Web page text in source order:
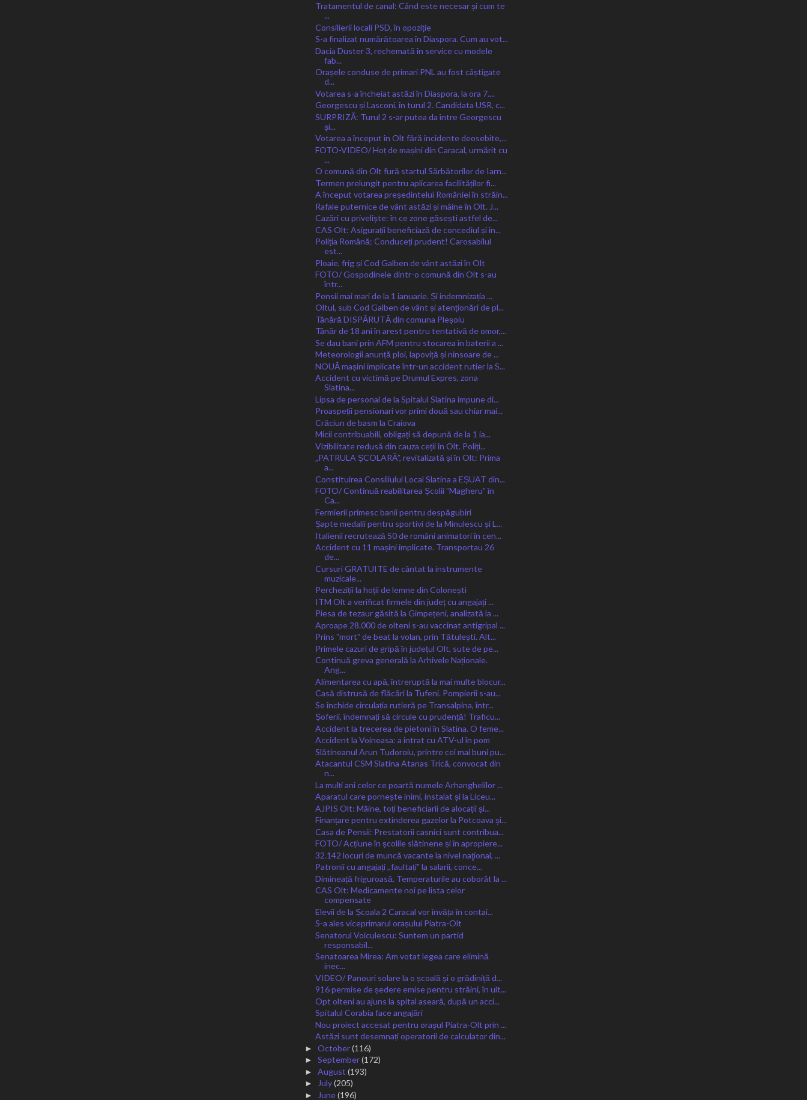
Tratamentul de canal: Când este necesar și cum te
...
Consilierii locali PSD, în opoziție
S-a finalizat numărătoarea în Diaspora. Cum au vot...
Dacia Duster 3, rechemată în service cu modele
fab...
Orașele conduse de primari PNL au fost câștigate
d...
Votarea s-a încheiat astăzi în Diaspora, la ora 7....
Georgescu și Lasconi, în turul 2. Candidata USR, c...
SURPRIZĂ: Turul 2 s-ar putea da între Georgescu
și...
Votarea a început în Olt fără incidente deosebite,...
FOTO-VIDEO/ Hoț de mașini din Caracal, urmărit cu
...
O comună din Olt fură startul Sărbătorilor de Iarn...
Termen prelungit pentru aplicarea facilităților fi...
A început votarea președintelui României în străin...
Rafale puternice de vânt astăzi și mâine în Olt. J...
Cazări cu priveliște: în ce zone găsești astfel de...
CAS Olt: Asigurații beneficiază de concediul și in...
Poliția Română: Conduceți prudent! Carosabilul
est...
Ploaie, frig și Cod Galben de vânt astăzi în Olt
FOTO/ Gospodinele dintr-o comună din Olt s-au
într...
Pensii mai mari de la 1 ianuarie. Și indemnizația ...
Oltul, sub Cod Galben de vânt și atenționări de pl...
Tânără DISPĂRUTĂ din comuna Pleșoiu
Tânăr de 18 ani în arest pentru tentativă de omor,...
Se dau bani prin AFM pentru stocarea în baterii a ...
Meteorologii anunță ploi, lapoviță și ninsoare de ...
NOUĂ mașini implicate într-un accident rutier la S...
Accident cu victimă pe Drumul Expres, zona
Slatina...
Lipsa de personal de la Spitalul Slatina impune di...
Proaspeții pensionari vor primi două sau chiar mai...
Crăciun de basm la Craiova
Micii contribuabili, obligați să depună de la 1 ia...
Vizibilitate redusă din cauza ceții în Olt. Poliți...
„PATRULA ȘCOLARĂ”, revitalizată și în Olt: Prima
a...
Constituirea Consiliului Local Slatina a EȘUAT din...
FOTO/ Continuă reabilitarea Școlii ˮMagheruˮ în
Ca...
Fermierii primesc banii pentru despăgubiri
Șapte medalii pentru sportivi de la Minulescu și L...
Italienii recrutează 50 de români animatori în cen...
Accident cu 11 mașini implicate. Transportau 26
de...
Cursuri GRATUITE de cântat la instrumente
muzicale...
Percheziții la hoții de lemne din Colonești
ITM Olt a verificat firmele din județ cu angajați ...
Piesa de tezaur găsită la Gimpețeni, analizată la ...
Aproape 28.000 de olteni s-au vaccinat antigripal ...
Prins ˮmortˮ de beat la volan, prin Tătulești. Alt...
Primele cazuri de gripă în județul Olt, sute de pe...
Continuă greva generală la Arhivele Naționale.
Ang...
Alimentarea cu apă, întreruptă la mai multe blocur...
Casă distrusă de flăcări la Tufeni. Pompierii s-au...
Se închide circulația rutieră pe Transalpina, într...
Șoferii, îndemnați să circule cu prudență! Traficu...
Accident la trecerea de pietoni în Slatina. O feme...
Accident la Voineasa: a intrat cu ATV-ul în pom
Slătineanul Arun Tudoroiu, printre cei mai buni pu...
Atacantul CSM Slatina Atanas Trică, convocat din
n...
La mulți ani celor ce poartă numele Arhanghelilor ...
Aparatul care pornește inimi, instalat și la Liceu...
AJPIS Olt: Mâine, toți beneficiarii de alocații și...
Finanțare pentru extinderea gazelor la Potcoava și...
Casa de Pensii: Prestatorii casnici sunt contribua...
FOTO/ Acțiune în școlile slătinene și în apropiere...
32.142 locuri de muncă vacante la nivel naţional, ...
Patronii cu angajați ,,faultațiˮ la salarii, conce...
Dimineață friguroasă. Temperaturile au coborât la ...
CAS Olt: Medicamente noi pe lista celor
compensate
Elevii de la Școala 2 Caracal vor învăța în contai...
S-a ales viceprimarul orașului Piatra-Olt
Senatorul Voiculescu: Suntem un partid
responsabil...
Senatoarea Mirea: Am votat legea care elimină
inec...
VIDEO/ Panouri solare la o școală și o grădiniță d...
916 permise de ședere emise pentru străini, în ult...
Opt olteni au ajuns la spital aseară, după un acci...
Spitalul Corabia face angajări
Nou proiect accesat pentru orașul Piatra-Olt prin ...
Astăzi sunt desemnați operatorii de calculator din...
► October(116)
► September(172)
► August (193)
► July(205)
► June(196)